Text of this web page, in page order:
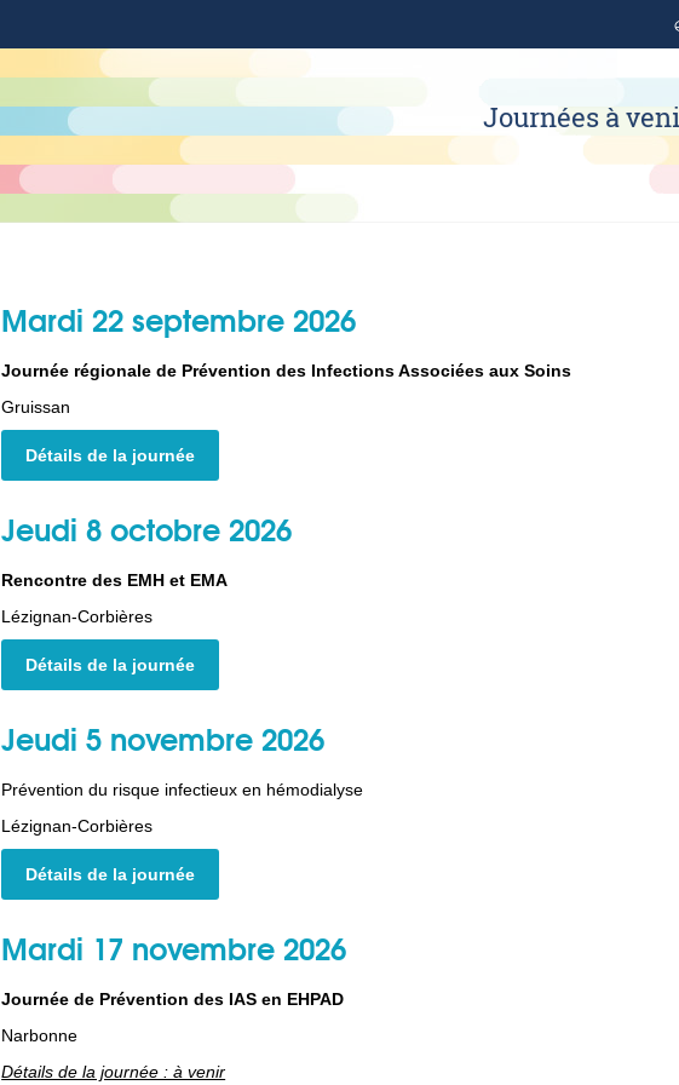
Journées à
Mardi 22 septembre 2026
Journée régionale de Prévention des Infections Associées aux Soins
Gruissan
Détails de la journée
Jeudi 8 octobre 2026
Rencontre des EMH et EMA
Lézignan-Corbières
Détails de la journée
Jeudi 5 novembre 2026
Prévention du risque infectieux en hémodialyse
Lézignan-Corbières
Détails de la journée
Mardi 17 novembre 2026
Journée de Prévention des IAS en EHPAD
Narbonne
Détails de la journée : à venir